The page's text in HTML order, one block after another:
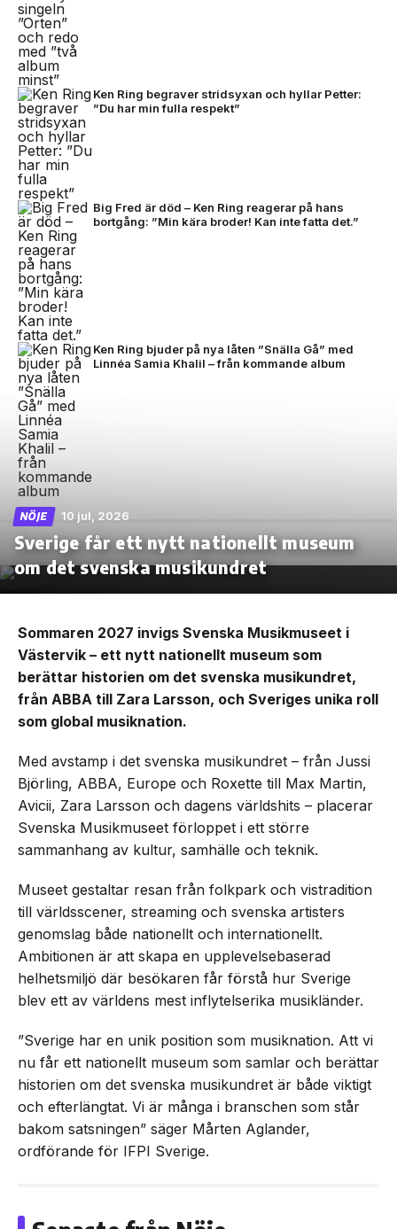
Ken Ring begraver stridsyxan och hyllar Petter:
”Du har min fulla respekt”
Big Fred är död – Ken Ring reagerar på hans
bortgång: ”Min kära broder! Kan inte fatta det.”
Ken Ring bjuder på nya låten ”Snälla Gå” med
Linnéa Samia Khalil – från kommande album
NÖJE 10 jul, 2026
Sverige får ett nytt nationellt museum
om det svenska musikundret
Sommaren 2027 invigs Svenska Musikmuseet i
Västervik – ett nytt nationellt museum som
berättar historien om det svenska musikundret,
från ABBA till Zara Larsson, och Sveriges unika roll
som global musiknation.
Med avstamp i det svenska musikundret – från Jussi
Björling, ABBA, Europe och Roxette till Max Martin,
Avicii, Zara Larsson och dagens världshits – placerar
Svenska Musikmuseet förloppet i ett större
sammanhang av kultur, samhälle och teknik.
Museet gestaltar resan från folkpark och vistradition
till världsscener, streaming och svenska artisters
genomslag både nationellt och internationellt.
Ambitionen är att skapa en upplevelsebaserad
helhetsmiljö där besökaren får förstå hur Sverige
blev ett av världens mest inflytelserika musikländer.
”Sverige har en unik position som musiknation. Att vi
nu får ett nationellt museum som samlar och berättar
historien om det svenska musikundret är både viktigt
och efterlängtat. Vi är många i branschen som står
bakom satsningen” säger Mårten Aglander,
ordförande för IFPI Sverige.